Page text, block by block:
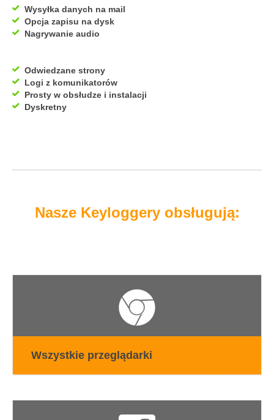
Wysyłka danych na mail
Opcja zapisu na dysk
Nagrywanie audio
Odwiedzane strony
Logi z komunikatorów
Prosty w obsłudze i instalacji
Dyskretny
Nasze Keyloggery obsługują:
Wszystkie przeglądarki